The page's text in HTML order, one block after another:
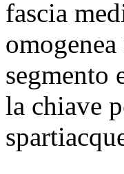
fascia
segmento
la chiave